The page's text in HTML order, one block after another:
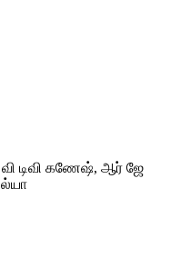
வி டிவி கணேஷ், ஆர் ஜே